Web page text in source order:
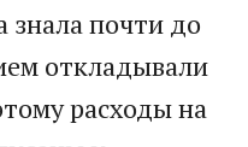
почти до
откладывали
расходы на